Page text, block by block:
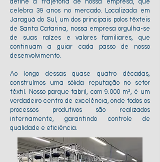
define a trajetória de nossa empresa, que
celebra 39 anos no mercado. Localizada em
Jaraguá do Sul, um dos principais polos têxteis
de Santa Catarina, nossa empresa orgulha-se
de suas raízes e valores familiares, que
continuam a guiar cada passo de nosso
desenvolvimento.
Ao longo dessas quase quatro décadas,
construímos uma sólida reputação no setor
têxtil. Nosso parque fabril, com 9.000 m², é um
verdadeiro centro de excelência, onde todos os
processos produtivos são realizados
internamente, garantindo controle de
qualidade e eficiência.